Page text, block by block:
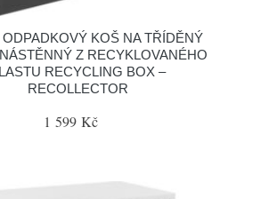
KOŠ NA TŘÍDĚNÝ
Z RECYKLOVANÉHO
RECYCLING BOX –
RECOLLECTOR
1 599 Kč